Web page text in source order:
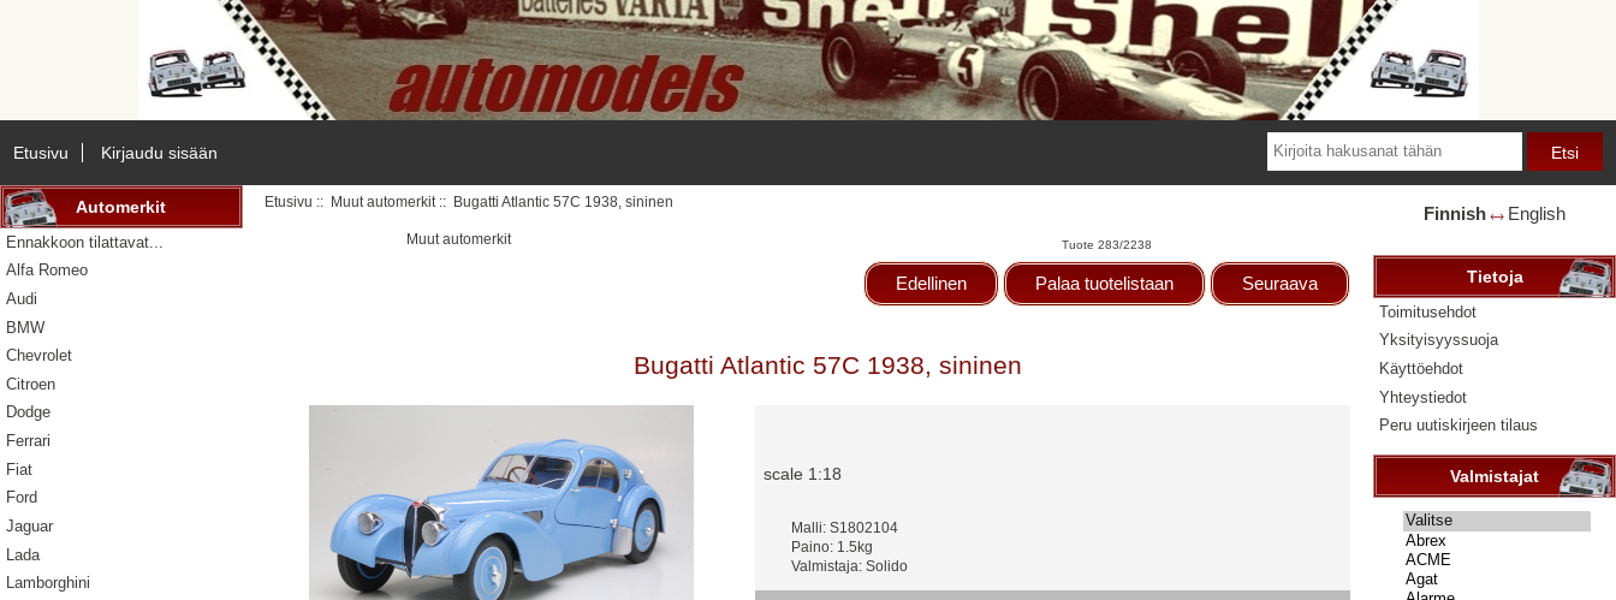
Etusivu Kirjaudu sisään
Automerkit
Ennakkoon tilattavat...
Alfa Romeo
Audi
BMW
Chevrolet
Citroen
Dodge
Ferrari
Fiat
Ford
Jaguar
Lada
Lamborghini
Etusivu :: Muut automerkit :: Bugatti Atlantic 57C 1938, sininen
Muut automerkit Tuote 283/2238
Edellinen Palaa tuotelistaan Seuraava
Bugatti Atlantic 57C 1938, sininen
scale 1:18
Malli: S1802104
Paino: 1.5kg
Valmistaja: Solido
Finnish 🡘 English
Tietoja
Toimitusehdot
Yksityisyyssuoja
Käyttöehdot
Yhteystiedot
Peru uutiskirjeen tilaus
Valmistajat
Valitse
...